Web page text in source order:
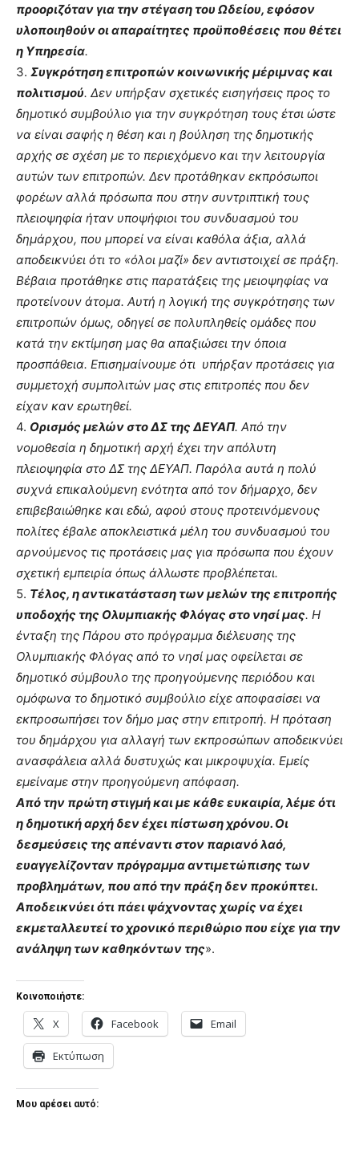
προοριζόταν για την στέγαση του Ωδείου, εφόσον
υλοποιηθούν οι απαραίτητες προϋποθέσεις που θέτει
η Υπηρεσία.
3. Συγκρότηση επιτροπών κοινωνικής μέριμνας και
πολιτισμού. Δεν υπήρξαν σχετικές εισηγήσεις προς το
δημοτικό συμβούλιο για την συγκρότηση τους έτσι ώστε
να είναι σαφής η θέση και η βούληση της δημοτικής
αρχής σε σχέση με το περιεχόμενο και την λειτουργία
αυτών των επιτροπών. Δεν προτάθηκαν εκπρόσωποι
φορέων αλλά πρόσωπα που στην συντριπτική τους
πλειοψηφία ήταν υποψήφιοι του συνδυασμού του
δημάρχου, που μπορεί να είναι καθόλα άξια, αλλά
αποδεικνύει ότι το «όλοι μαζί» δεν αντιστοιχεί σε πράξη.
Βέβαια προτάθηκε στις παρατάξεις της μειοψηφίας να
προτείνουν άτομα. Αυτή η λογική της συγκρότησης των
επιτροπών όμως, οδηγεί σε πολυπληθείς ομάδες που
κατά την εκτίμηση μας θα απαξιώσει την όποια
προσπάθεια. Επισημαίνουμε ότι υπήρξαν προτάσεις για
συμμετοχή συμπολιτών μας στις επιτροπές που δεν
είχαν καν ερωτηθεί.
4. Ορισμός μελών στο ΔΣ της ΔΕΥΑΠ. Από την
νομοθεσία η δημοτική αρχή έχει την απόλυτη
πλειοψηφία στο ΔΣ της ΔΕΥΑΠ. Παρόλα αυτά η πολύ
συχνά επικαλούμενη ενότητα από τον δήμαρχο, δεν
επιβεβαιώθηκε και εδώ, αφού στους προτεινόμενους
πολίτες έβαλε αποκλειστικά μέλη του συνδυασμού του
αρνούμενος τις προτάσεις μας για πρόσωπα που έχουν
σχετική εμπειρία όπως άλλωστε προβλέπεται.
5. Τέλος, η αντικατάσταση των μελών της επιτροπής
υποδοχής της Ολυμπιακής Φλόγας στο νησί μας. Η
ένταξη της Πάρου στο πρόγραμμα διέλευσης της
Ολυμπιακής Φλόγας από το νησί μας οφείλεται σε
δημοτικό σύμβουλο της προηγούμενης περιόδου και
ομόφωνα το δημοτικό συμβούλιο είχε αποφασίσει να
εκπροσωπήσει τον δήμο μας στην επιτροπή. Η πρόταση
του δημάρχου για αλλαγή των εκπροσώπων αποδεικνύει
ανασφάλεια αλλά δυστυχώς και μικροψυχία. Εμείς
εμείναμε στην προηγούμενη απόφαση.
Από την πρώτη στιγμή και με κάθε ευκαιρία, λέμε ότι
η δημοτική αρχή δεν έχει πίστωση χρόνου. Οι
δεσμεύσεις της απέναντι στον παριανό λαό,
ευαγγελίζονταν πρόγραμμα αντιμετώπισης των
προβλημάτων, που από την πράξη δεν προκύπτει.
Αποδεικνύει ότι πάει ψάχνοντας χωρίς να έχει
εκμεταλλευτεί το χρονικό περιθώριο που είχε για την
ανάληψη των καθηκόντων της».
Κοινοποιήστε:
X Facebook Email
Εκτύπωση
Μου αρέσει αυτό: